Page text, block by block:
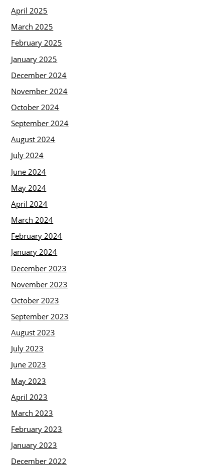
April 2025
March 2025
February 2025
January 2025
December 2024
November 2024
October 2024
September 2024
August 2024
July 2024
June 2024
May 2024
April 2024
March 2024
February 2024
January 2024
December 2023
November 2023
October 2023
September 2023
August 2023
July 2023
June 2023
May 2023
April 2023
March 2023
February 2023
January 2023
December 2022